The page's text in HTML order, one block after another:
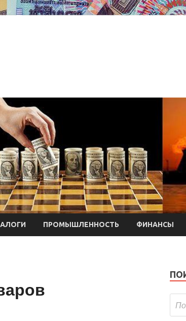
ПРОМЫШЛЕННОСТЬ ФИНАНСЫ